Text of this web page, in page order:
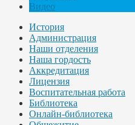
Видео
История
Администрация
Наши отделения
Наша гордость
Аккредитация
Лицензия
Воспитательная работа
Библиотека
Онлайн-библиотека